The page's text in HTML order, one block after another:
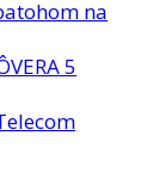
na
5